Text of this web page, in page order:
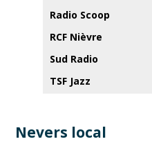
Radio Scoop
RCF Nièvre
Sud Radio
TSF Jazz
Nevers local